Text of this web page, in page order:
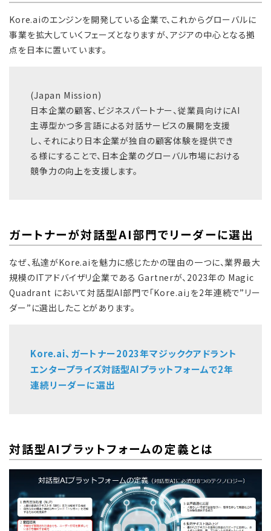
Kore.aiのエンジンを開発している企業で、これからグローバルに
事業を拡大していくフェーズとなりますが、アジアの中心となる拠
点を日本に置いています。
(Japan Mission)
日本企業の顧客、ビジネスパートナー、従業員向けにAI
主導型かつ多言語による対話サービスの展開を支援
し、それにより日本企業が独自の顧客体験を提供でき
る様にすることで、日本企業のグローバル市場における
競争力の向上を支援します。
ガートナーが対話型AI部門でリーダーに選出
なぜ、私達がKore.aiを魅力に感じたかの理由の一つに、業界最大
規模のITアドバイザリ企業である Gartnerが、2023年の Magic
Quadrant において対話型AI部門で「Kore.ai」を2年連続で”リー
ダー”に選出したことがあります。
Kore.ai、ガートナー2023年マジッククアドラント
エンタープライズ対話型AIプラットフォームで2年
連続リーダーに選出
対話型AIプラットフォームの定義とは